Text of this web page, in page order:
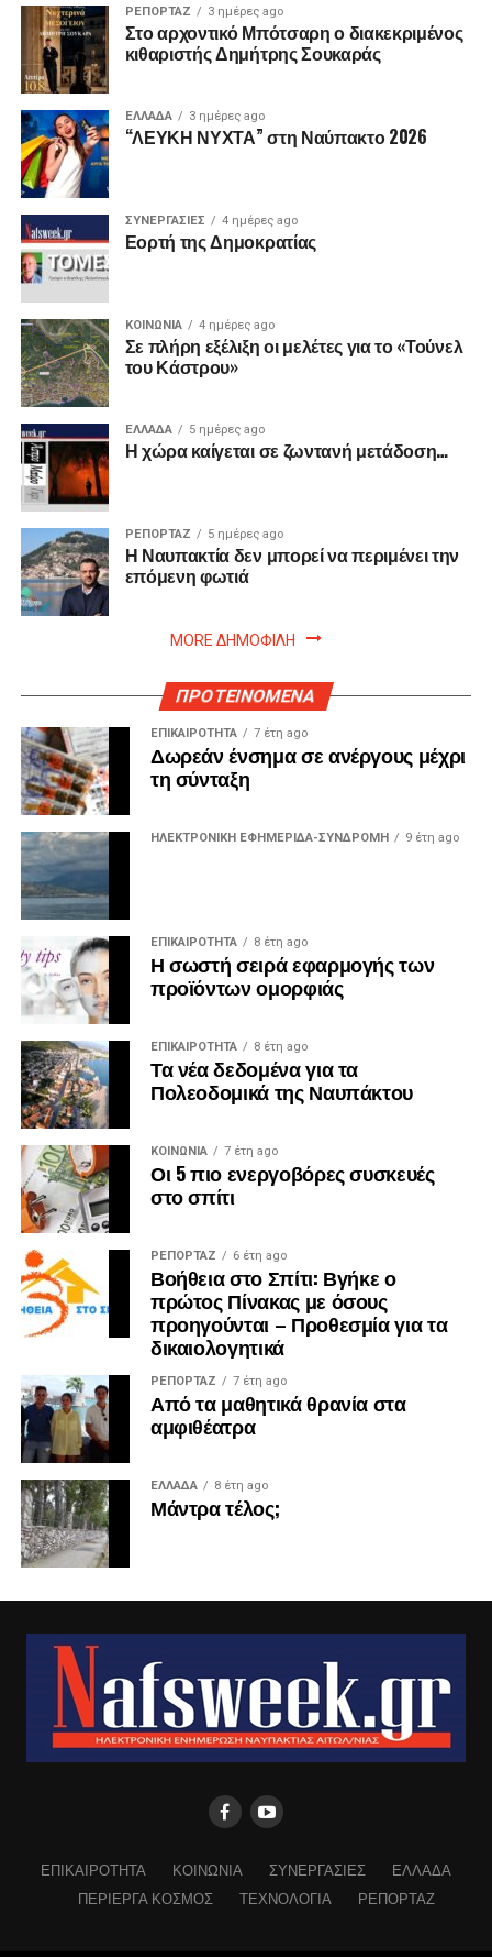
ΡΕΠΟΡΤΑΖ 3 ημέρες ago
Στο αρχοντικό Μπότσαρη ο διακεκριμένος
κιθαριστής Δημήτρης Σουκαράς
ΕΛΛΑΔΑ 3 ημέρες ago
“ΛΕΥΚΗ ΝΥΧΤΑ” στη Ναύπακτο 2026
ΣΥΝΕΡΓΑΣΙΕΣ 4 ημέρες ago
Εορτή της Δημοκρατίας
ΚΟΙΝΩΝΙΑ 4 ημέρες ago
Σε πλήρη εξέλιξη οι μελέτες για το «Τούνελ
του Κάστρου»
ΕΛΛΑΔΑ 5 ημέρες ago
Η χώρα καίγεται σε ζωντανή μετάδοση…
ΡΕΠΟΡΤΑΖ 5 ημέρες ago
Η Ναυπακτία δεν μπορεί να περιμένει την
επόμενη φωτιά
MORE ΔΗΜΟΦΙΛΗ
ΠΡΟΤΕΙΝΟΜΕΝΑ
ΕΠΙΚΑΙΡΟΤΗΤΑ 7 έτη ago
Δωρεάν ένσημα σε ανέργους μέχρι
τη σύνταξη
ΗΛΕΚΤΡΟΝΙΚΗ ΕΦΗΜΕΡΙΔΑ-ΣΥΝΔΡΟΜΗ 9 έτη ago
ΕΠΙΚΑΙΡΟΤΗΤΑ 8 έτη ago
Η σωστή σειρά εφαρμογής των
προϊόντων ομορφιάς
ΕΠΙΚΑΙΡΟΤΗΤΑ 8 έτη ago
Τα νέα δεδομένα για τα
Πολεοδομικά της Ναυπάκτου
ΚΟΙΝΩΝΙΑ 7 έτη ago
Οι 5 πιο ενεργοβόρες συσκευές
στο σπίτι
ΡΕΠΟΡΤΑΖ 6 έτη ago
Βοήθεια στο Σπίτι: Βγήκε ο
πρώτος Πίνακας με όσους
προηγούνται – Προθεσμία για τα
δικαιολογητικά
ΡΕΠΟΡΤΑΖ 7 έτη ago
Από τα μαθητικά θρανία στα
αμφιθέατρα
ΕΛΛΑΔΑ 8 έτη ago
Μάντρα τέλος;
ΕΠΙΚΑΙΡΟΤΗΤΑ ΚΟΙΝΩΝΙΑ ΣΥΝΕΡΓΑΣΙΕΣ
ΕΛΛΑΔΑ
ΠΕΡΙΕΡΓΑ ΚΟΣΜΟΣ
ΤΕΧΝΟΛΟΓΙΑ ΡΕΠΟΡΤΑΖ